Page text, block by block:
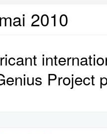
2010
Project